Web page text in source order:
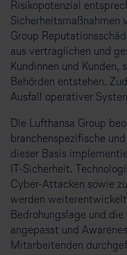
Risikopotenzial
Sicherheitsmaßnahmen
Group
aus vertraglichen und
Kundinnen und Kunden,
Behörden entstehen.
Ausfall operativer
Die Lufthansa Group
branchenspezifische
dieser Basis
IT-Sicherheit.
Cyber-Attacken sowie
werden
Bedrohungslage und
angepasst und
Mitarbeitenden